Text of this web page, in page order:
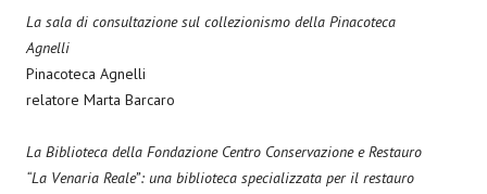
La sala di consultazione sul collezionismo della Pinacoteca
Agnelli
Pinacoteca Agnelli
relatore Marta Barcaro
La Biblioteca della Fondazione Centro Conservazione e Restauro
“La Venaria Reale”: una biblioteca specializzata per il restauro